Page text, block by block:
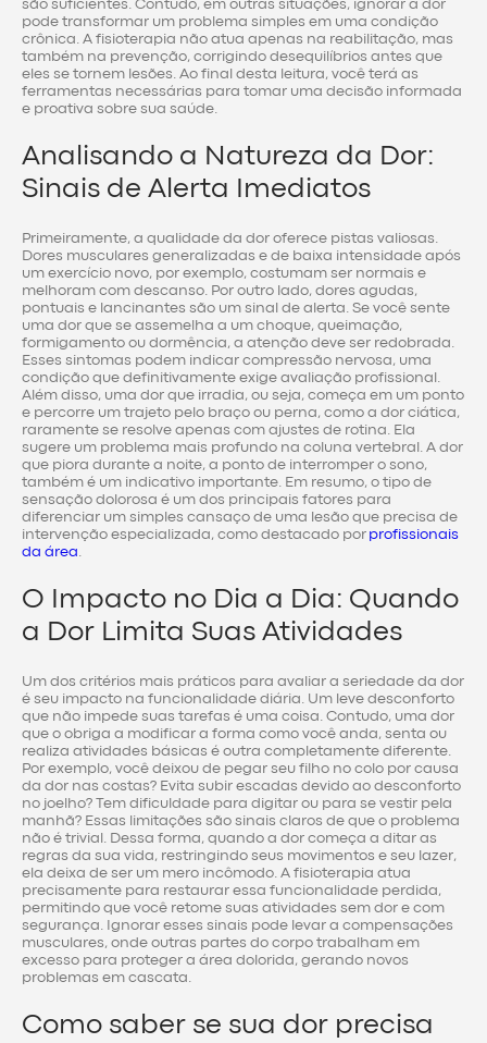
são suficientes. Contudo, em outras situações, ignorar a dor
pode transformar um problema simples em uma condição
crônica. A fisioterapia não atua apenas na reabilitação, mas
também na prevenção, corrigindo desequilíbrios antes que
eles se tornem lesões. Ao final desta leitura, você terá as
ferramentas necessárias para tomar uma decisão informada
e proativa sobre sua saúde.
Analisando a Natureza da Dor:
Sinais de Alerta Imediatos
Primeiramente, a qualidade da dor oferece pistas valiosas.
Dores musculares generalizadas e de baixa intensidade após
um exercício novo, por exemplo, costumam ser normais e
melhoram com descanso. Por outro lado, dores agudas,
pontuais e lancinantes são um sinal de alerta. Se você sente
uma dor que se assemelha a um choque, queimação,
formigamento ou dormência, a atenção deve ser redobrada.
Esses sintomas podem indicar compressão nervosa, uma
condição que definitivamente exige avaliação profissional.
Além disso, uma dor que irradia, ou seja, começa em um ponto
e percorre um trajeto pelo braço ou perna, como a dor ciática,
raramente se resolve apenas com ajustes de rotina. Ela
sugere um problema mais profundo na coluna vertebral. A dor
que piora durante a noite, a ponto de interromper o sono,
também é um indicativo importante. Em resumo, o tipo de
sensação dolorosa é um dos principais fatores para
diferenciar um simples cansaço de uma lesão que precisa de
intervenção especializada, como destacado por profissionais
da área
O Impacto no Dia a Dia: Quando
a Dor Limita Suas Atividades
Um dos critérios mais práticos para avaliar a seriedade da dor
é seu impacto na funcionalidade diária. Um leve desconforto
que não impede suas tarefas é uma coisa. Contudo, uma dor
que o obriga a modificar a forma como você anda, senta ou
realiza atividades básicas é outra completamente diferente.
Por exemplo, você deixou de pegar seu filho no colo por causa
da dor nas costas? Evita subir escadas devido ao desconforto
no joelho? Tem dificuldade para digitar ou para se vestir pela
manhã? Essas limitações são sinais claros de que o problema
não é trivial. Dessa forma, quando a dor começa a ditar as
regras da sua vida, restringindo seus movimentos e seu lazer,
ela deixa de ser um mero incômodo. A fisioterapia atua
precisamente para restaurar essa funcionalidade perdida,
permitindo que você retome suas atividades sem dor e com
segurança. Ignorar esses sinais pode levar a compensações
musculares, onde outras partes do corpo trabalham em
excesso para proteger a área dolorida, gerando novos
problemas em cascata.
Como saber se sua dor precisa